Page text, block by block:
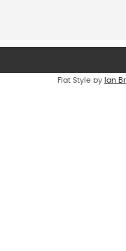
Flat Style by Ian